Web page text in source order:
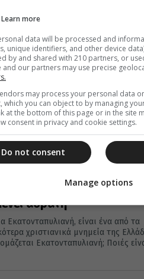
Η Παναγία με
πύλες – Γιατί μια
Εκατονταπυλιανή, είναι ένα από τα
χριστιανικά μνημεία της
Εκατονταπυλιανή; Ποιές
φανερές πύλες – Γιατί η
αόρατη
Εκατονταπυλιανή, είναι ένα από τα
χριστιανικά μνημεία της
Εκατονταπυλιανή; Ποιές
Learn more
data will be processed and
unique identifiers, and other device
by and shared with 210 partners, or
and our partners may use precise
may process your personal data
which you can object to by managing
at the bottom of this page or in the site
consent in privacy and cookie settings.
Do not consent
Manage options